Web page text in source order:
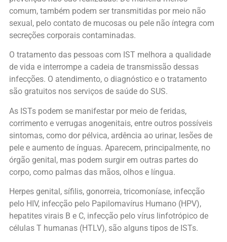
comum, também podem ser transmitidas por meio não
sexual, pelo contato de mucosas ou pele não íntegra com
secreções corporais contaminadas.
O tratamento das pessoas com IST melhora a qualidade
de vida e interrompe a cadeia de transmissão dessas
infecções. O atendimento, o diagnóstico e o tratamento
são gratuitos nos serviços de saúde do SUS.
As ISTs podem se manifestar por meio de feridas,
corrimento e verrugas anogenitais, entre outros possíveis
sintomas, como dor pélvica, ardência ao urinar, lesões de
pele e aumento de ínguas. Aparecem, principalmente, no
órgão genital, mas podem surgir em outras partes do
corpo, como palmas das mãos, olhos e língua.
Herpes genital, sífilis, gonorreia, tricomoníase, infecção
pelo HIV, infecção pelo Papilomavírus Humano (HPV),
hepatites virais B e C, infecção pelo vírus linfotrópico de
células T humanas (HTLV), são alguns tipos de ISTs.